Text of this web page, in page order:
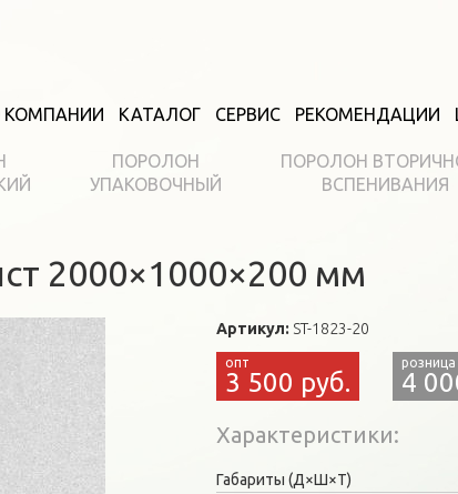
КОМПАНИИ КАТАЛОГ СЕРВИС РЕКОМЕНДАЦИИ
ПОРОЛОН
УПАКОВОЧНЫЙ
ПОРОЛОН
ВСПЕНИВАНИЯ
2000×1000×200 мм
Артикул: ST-1823-20
3 500 руб. 4
Характеристики
Габариты (Д×Ш×Т)